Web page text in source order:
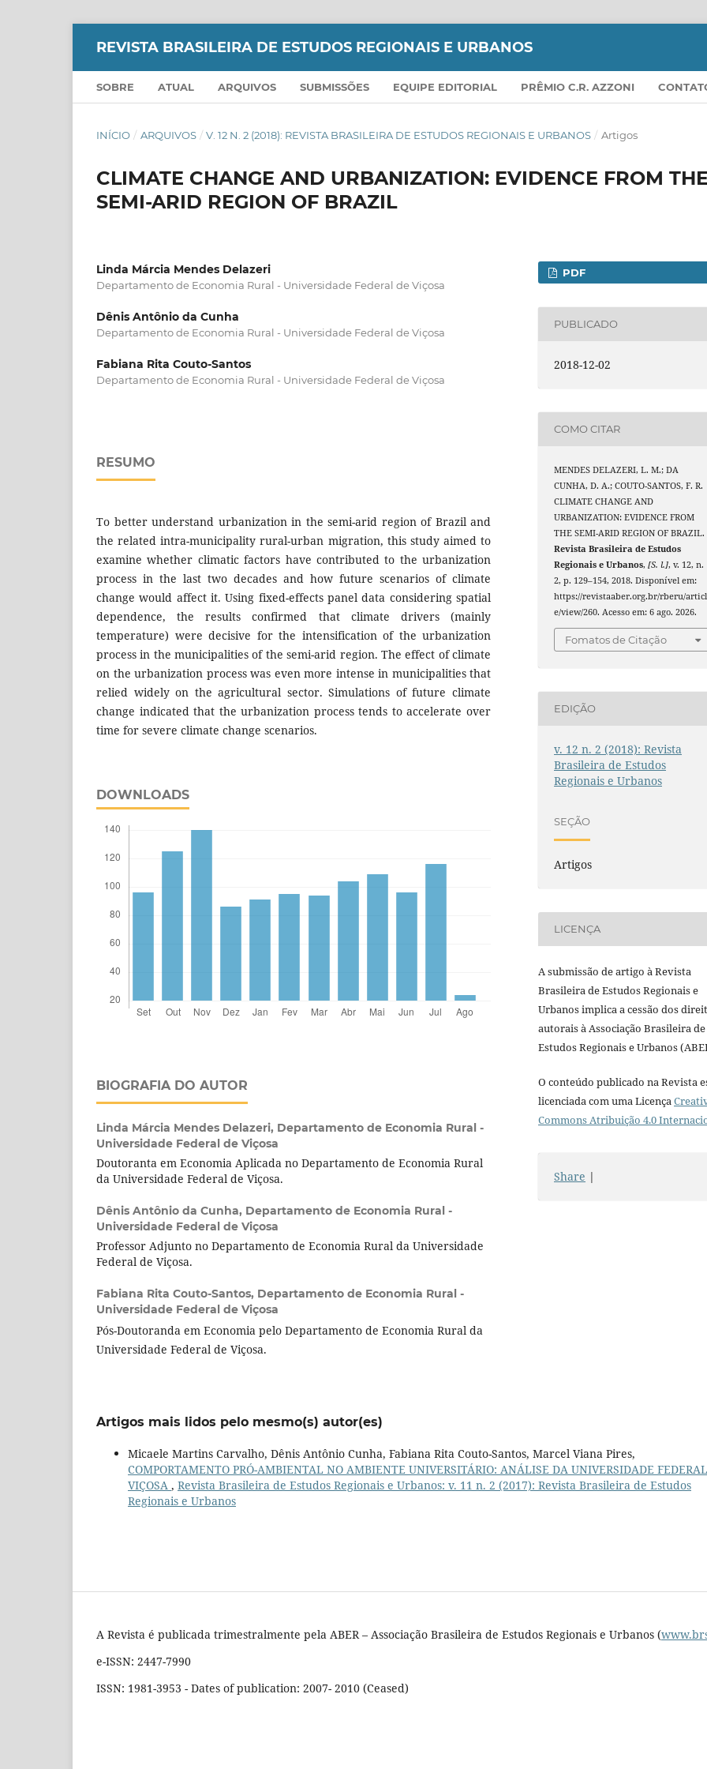
REVISTA BRASILEIRA DE ESTUDOS REGIONAIS E URBANOS
SOBRE ATUAL ARQUIVOS SUBMISSÕES EQUIPE EDITORIAL PRÊMIO C.R. AZZONI
INÍCIO / ARQUIVOS / V. 12 N. 2 (2018): REVISTA BRASILEIRA DE ESTUDOS REGIONAIS E URBANOS / Artigos
CLIMATE CHANGE AND URBANIZATION: EVIDENCE FROM THE
SEMI-ARID REGION OF BRAZIL
Linda Márcia Mendes Delazeri
Departamento de Economia Rural - Universidade Federal de Viçosa
Dênis Antônio da Cunha
Departamento de Economia Rural - Universidade Federal de Viçosa
Fabiana Rita Couto-Santos
Departamento de Economia Rural - Universidade Federal de Viçosa
RESUMO
To better understand urbanization in the semi-arid region of Brazil and
the related intra-municipality rural-urban migration, this study aimed to
examine whether climatic factors have contributed to the urbanization
process in the last two decades and how future scenarios of climate
change would affect it. Using fixed-effects panel data considering spatial
dependence, the results confirmed that climate drivers (mainly
temperature) were decisive for the intensification of the urbanization
process in the municipalities of the semi-arid region. The effect of climate
on the urbanization process was even more intense in municipalities that
relied widely on the agricultural sector. Simulations of future climate
change indicated that the urbanization process tends to accelerate over
time for severe climate change scenarios.
DOWNLOADS
BIOGRAFIA DO AUTOR
Linda Márcia Mendes Delazeri, Departamento de Economia Rural -
Universidade Federal de Viçosa
Doutoranta em Economia Aplicada no Departamento de Economia Rural
da Universidade Federal de Viçosa.
Dênis Antônio da Cunha, Departamento de Economia Rural -
Universidade Federal de Viçosa
Professor Adjunto no Departamento de Economia Rural da Universidade
Federal de Viçosa.
Fabiana Rita Couto-Santos, Departamento de Economia Rural -
Universidade Federal de Viçosa
Pós-Doutoranda em Economia pelo Departamento de Economia Rural da
Universidade Federal de Viçosa.
PDF
PUBLICADO
2018-12-02
COMO CITAR
MENDES DELAZERI, L. M.; DA
CUNHA, D. A.; COUTO-SANTOS, F. R.
CLIMATE CHANGE AND
URBANIZATION: EVIDENCE FROM
THE SEMI-ARID REGION OF BRAZIL.
Revista Brasileira de Estudos
Regionais e Urbanos,[S. l.], v. 12, n.
2, p. 129–154, 2018. Disponível em:
https://revistaaber.org.br/rberu/articl
e/view/260. Acesso em: 6 ago. 2026.
Fomatos de Citação
EDIÇÃO
v. 12 n. 2 (2018): Revista
Brasileira de Estudos
Regionais e Urbanos
SEÇÃO
Artigos
LICENÇA
A submissão de artigo à Revista
Brasileira de Estudos Regionais e
Urbanos implica a cessão dos
autorais à Associação Brasileira de
Estudos Regionais e Urbanos
O conteúdo publicado na Revista
licenciada com uma Licença
Commons Atribuição 4.0
Share |
Artigos mais lidos pelo mesmo(s) autor(es)
Micaele Martins Carvalho, Dênis Antônio Cunha, Fabiana Rita Couto-Santos, Marcel Viana Pires,
COMPORTAMENTO PRÓ-AMBIENTAL NO AMBIENTE UNIVERSITÁRIO: ANÁLISE DA UNIVERSIDADE
VIÇOSA , Revista Brasileira de Estudos Regionais e Urbanos: v. 11 n. 2 (2017): Revista Brasileira de Estudos
Regionais e Urbanos
A Revista é publicada trimestralmente pela ABER – Associação Brasileira de Estudos Regionais e Urbanos (
e-ISSN: 2447-7990
ISSN: 1981-3953 - Dates of publication: 2007- 2010 (Ceased)